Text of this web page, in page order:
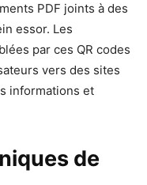
PDF joints à des
essor. Les
par ces QR codes
vers des sites
informations et
de